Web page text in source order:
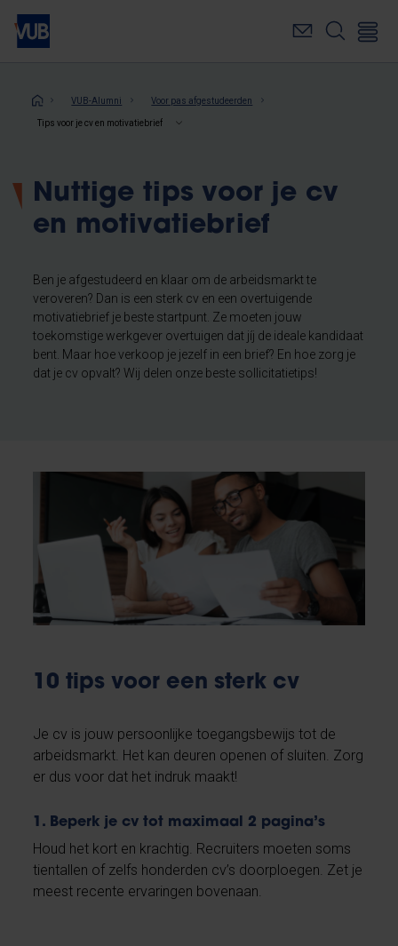
Overslaan
naar
inhoudKruimelpad
VUB-Alumni Voor pas afgestudeerden
Tips voor je cv en motivatiebrief
Nuttige tips voor je cv
en motivatiebrief
Ben je afgestudeerd en klaar om de arbeidsmarkt te
veroveren? Dan is een sterk cv en een overtuigende
motivatiebrief je beste startpunt. Ze moeten jouw
toekomstige werkgever overtuigen dat jíj de ideale kandidaat
bent. Maar hoe verkoop je jezelf in een brief? En hoe zorg je
dat je cv opvalt? Wij delen onze beste sollicitatietips!
10 tips voor een sterk cv
Je cv is jouw persoonlijke toegangsbewijs tot de
arbeidsmarkt. Het kan deuren openen of sluiten. Zorg
er dus voor dat het indruk maakt!
1. Beperk je cv tot maximaal 2 pagina’s
Houd het kort en krachtig. Recruiters moeten soms
tientallen of zelfs honderden cv’s doorploegen. Zet je
meest recente ervaringen bovenaan.